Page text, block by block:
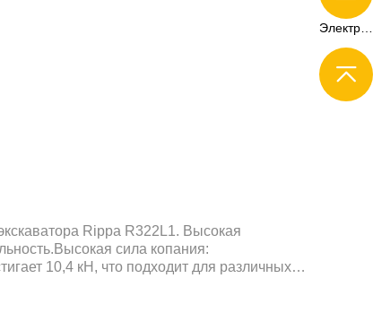
Rippa R322L1. Высокая
сила копания:
10,4 кН, что подходит для различных
выдвижение гусеницы), подходит для